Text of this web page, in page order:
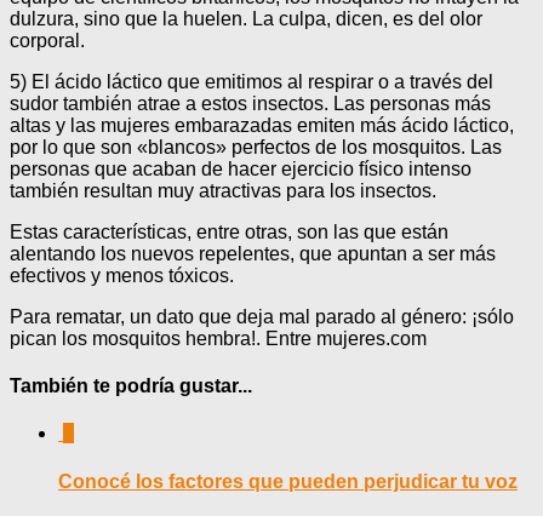
dulzura, sino que la huelen. La culpa, dicen, es del olor
corporal.
5) El ácido láctico que emitimos al respirar o a través del
sudor también atrae a estos insectos. Las personas más
altas y las mujeres embarazadas emiten más ácido láctico,
por lo que son «blancos» perfectos de los mosquitos. Las
personas que acaban de hacer ejercicio físico intenso
también resultan muy atractivas para los insectos.
Estas características, entre otras, son las que están
alentando los nuevos repelentes, que apuntan a ser más
efectivos y menos tóxicos.
Para rematar, un dato que deja mal parado al género: ¡sólo
pican los mosquitos hembra!. Entre mujeres.com
También te podría gustar...
Conocé los factores que pueden perjudicar tu voz